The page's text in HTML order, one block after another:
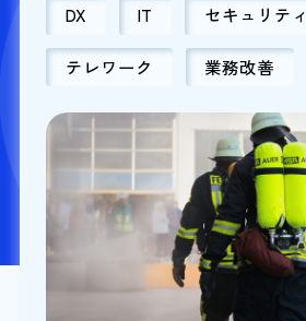
DX IT セキュリティ
テレワーク 業務改善